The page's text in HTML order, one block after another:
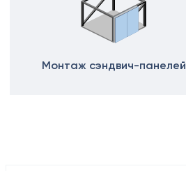
Монтаж сэндвич-панелей